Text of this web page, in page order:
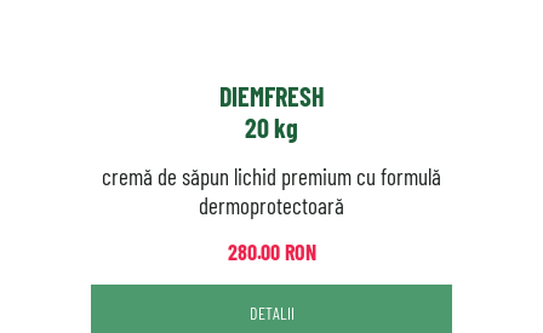
DIEMFRESH
20 kg
cremă de săpun lichid premium cu formulă
dermoprotectoară
280.00 RON
DETALII